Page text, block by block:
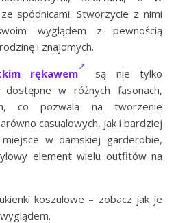
spódnicami. Stworzycie z nimi
wyglądem z pewnością
i znajomych.
rękawem
są nie tylko
w różnych fasonach,
co pozwala na tworzenie
casualowych, jak i bardziej
miejsce w damskiej garderobie,
element wielu outfitów na
koszulowe – zobacz jak je